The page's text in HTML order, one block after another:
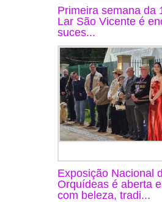
Primeira semana da
Lar São Vicente é
suces...
Exposição Nacional
Orquídeas é aberta
com beleza, tradi...